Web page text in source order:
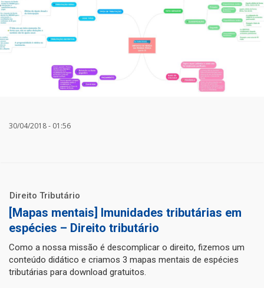
30/04/2018 - 01:56
Direito Tributário
[Mapas mentais] Imunidades tributárias em
espécies – Direito tributário
Como a nossa missão é descomplicar o direito, fizemos um
conteúdo didático e criamos 3 mapas mentais de espécies
tributárias para download gratuitos.